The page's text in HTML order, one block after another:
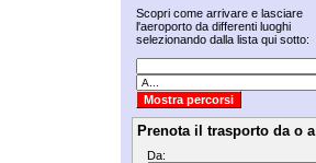
Scopri come arrivare e lasciare
l'aeroporto da differenti luoghi
selezionando dalla lista qui sotto:
Prenota il trasporto da o a
Da: